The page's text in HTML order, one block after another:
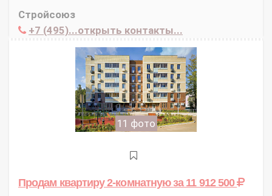
Стройсоюз
+7 (495)...открыть контакты...
11 фото
Продам квартиру 2-комнатнуюза 11 912 500